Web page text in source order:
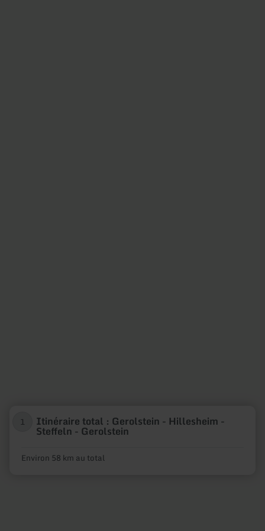
1 Itinéraire total : Gerolstein - Hillesheim -
Steffeln - Gerolstein
Environ 58 km au total